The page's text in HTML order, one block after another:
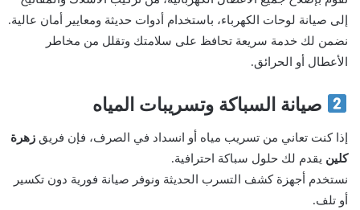
إلى صيانة لوحات الكهرباء، باستخدام أدوات حديثة ومعايير أمان عالية.
نضمن لك خدمة سريعة تحافظ على سلامتك وتقلل من مخاطر
الأعطال أو الحرائق.
صيانة السباكة وتسريبات المياه
إذا كنت تعاني من تسريب مياه أو انسداد في الصرف، فإن فريق زهرة
كلين يقدم لك حلول سباكة احترافية.
نستخدم أجهزة كشف التسرب الحديثة ونوفر صيانة فورية دون تكسير
أو تلف.